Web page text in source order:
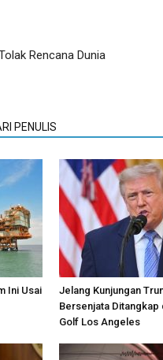
Rencana Dunia
PENULIS
Ini Usai
Jelang Kunjungan
Bersenjata Ditangkap
Golf Los Angeles